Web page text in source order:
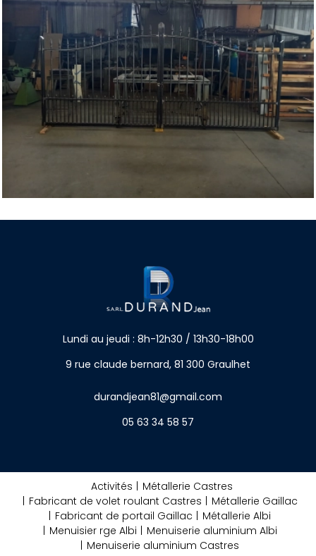
Lundi au jeudi : 8h-12h30 / 13h30-18h00
9 rue claude bernard, 81 300 Graulhet
durandjean81@gmail.com
05 63 34 58 57
Activités
Métallerie Castres
Fabricant de volet roulant Castres
Métallerie Gaillac
Fabricant de portail Gaillac
Métallerie Albi
Menuisier rge Albi
Menuiserie aluminium Albi
Menuiserie aluminium Castres